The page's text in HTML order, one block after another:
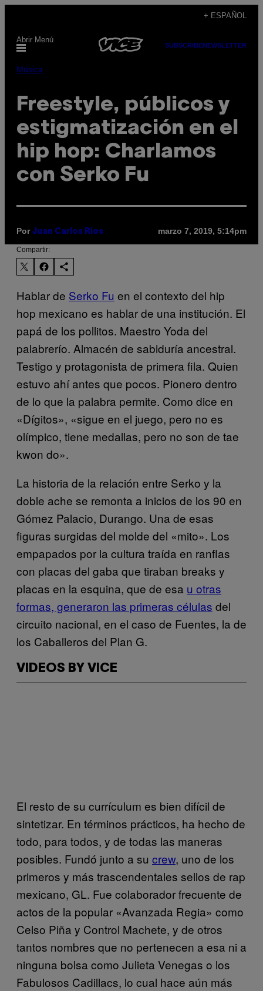
contenido
+ ESPAÑOL
Abrir Menú
SUBSCRIBENEWSLETTER
Música
Freestyle, públicos y
estigmatización en el
hip hop: Charlamos
con Serko Fu
Por Juan Carlos Rios marzo 7, 2019, 5:14pm
Compartir:
Hablar de Serko Fu en el contexto del hip
hop mexicano es hablar de una institución. El
papá de los pollitos. Maestro Yoda del
palabrerío. Almacén de sabiduría ancestral.
Testigo y protagonista de primera fila. Quien
estuvo ahí antes que pocos. Pionero dentro
de lo que la palabra permite. Como dice en
«Dígitos», «sigue en el juego, pero no es
olímpico, tiene medallas, pero no son de tae
kwon do».
La historia de la relación entre Serko y la
doble ache se remonta a inicios de los 90 en
Gómez Palacio, Durango. Una de esas
figuras surgidas del molde del «mito». Los
empapados por la cultura traída en ranflas
con placas del gaba que tiraban breaks y
placas en la esquina, que de esa u otras
formas, generaron las primeras células del
circuito nacional, en el caso de Fuentes, la de
los Caballeros del Plan G.
VIDEOS BY VICE
El resto de su currículum es bien difícil de
sintetizar. En términos prácticos, ha hecho de
todo, para todos, y de todas las maneras
posibles. Fundó junto a su crew, uno de los
primeros y más trascendentales sellos de rap
mexicano, GL. Fue colaborador frecuente de
actos de la popular «Avanzada Regia» como
Celso Piña y Control Machete, y de otros
tantos nombres que no pertenecen a esa ni a
ninguna bolsa como Julieta Venegas o los
Fabulosos Cadillacs, lo cual hace aún más